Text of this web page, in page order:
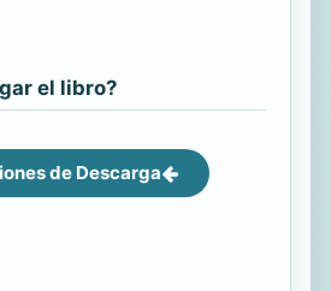
el libro?
de Descarga